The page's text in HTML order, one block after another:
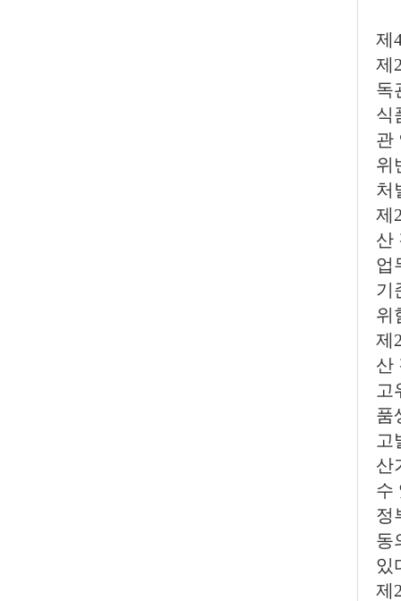
제
제
독
식
관
위
처
제
산
업
기
위
제
산
고
품
고
산
수
정
동
있
제